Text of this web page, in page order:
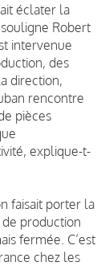
éclater la
Robert
intervenue
des
direction,
rencontre
pièces
explique-t-
faisait porter la
production
fermée. C’est
chez les